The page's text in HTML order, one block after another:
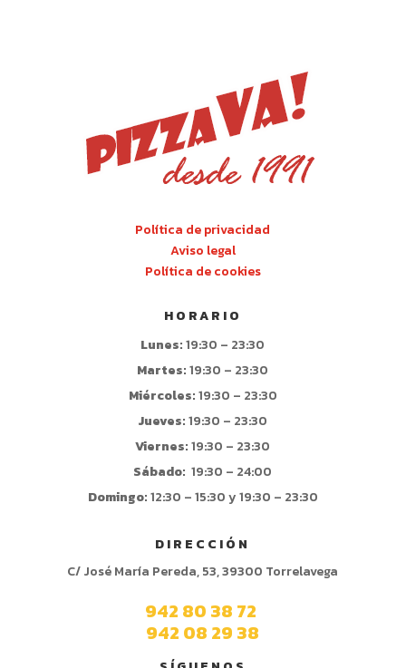
Política de privacidad
Aviso legal
Política de cookies
HORARIO
Lunes:19:30 – 23:30
Martes:19:30 – 23:30
Miércoles:19:30 – 23:30
Jueves:19:30 – 23:30
Viernes:19:30 – 23:30
Sábado: 19:30 – 24:00
Domingo:12:30 – 15:30 y 19:30 – 23:30
DIRECCIÓN
C/ José María Pereda, 53, 39300 Torrelavega
942 80 38 72
942 08 29 38